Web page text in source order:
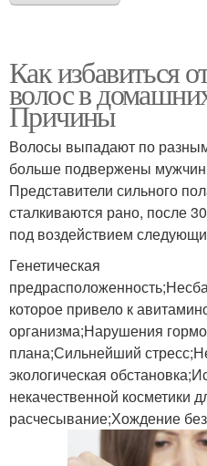
Как избавиться
волос в
Причины
Волосы выпадают по
больше подвержены
Представители сильного
сталкиваются рано, после
под воздействием
Генетическая
которое привело к
организма;Нарушения
плана;Сильнейший
экологическая
некачественной косметики
расчесывание;Хождение